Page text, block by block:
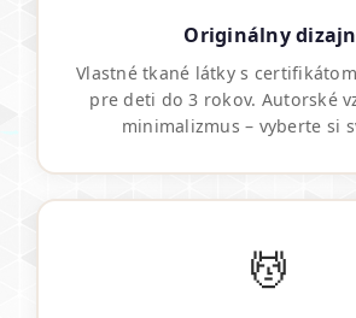
Originálny dizajn
Vlastné tkané látky s
pre deti do 3 rokov. Autorské
minimalizmus – vyberte si
💆